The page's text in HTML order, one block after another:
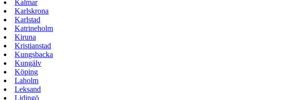
Kalmar
Karlskrona
Karlstad
Katrineholm
Kiruna
Kristianstad
Kungsbacka
Kungälv
Köping
Laholm
Leksand
Lidingö